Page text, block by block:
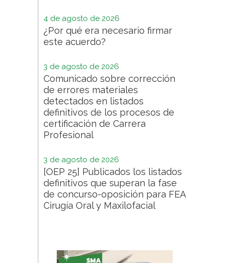
4 de agosto de 2026
¿Por qué era necesario firmar
este acuerdo?
3 de agosto de 2026
Comunicado sobre corrección
de errores materiales
detectados en listados
definitivos de los procesos de
certificación de Carrera
Profesional
3 de agosto de 2026
[OEP 25] Publicados los listados
definitivos que superan la fase
de concurso-oposición para FEA
Cirugía Oral y Maxilofacial